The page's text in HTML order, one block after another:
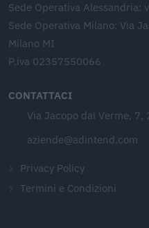
Sede Operativa Alessandria:
Sede Operativa Milano: Via
Milano MI
P.iva 02357550066
CONTATTACI
Via Jacopo dal Verme, 7,
aziende@adintend.com
Privacy Policy
Termini e Condizioni